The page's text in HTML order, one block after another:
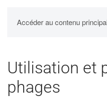
Accéder au contenu
Utilisation et
phages